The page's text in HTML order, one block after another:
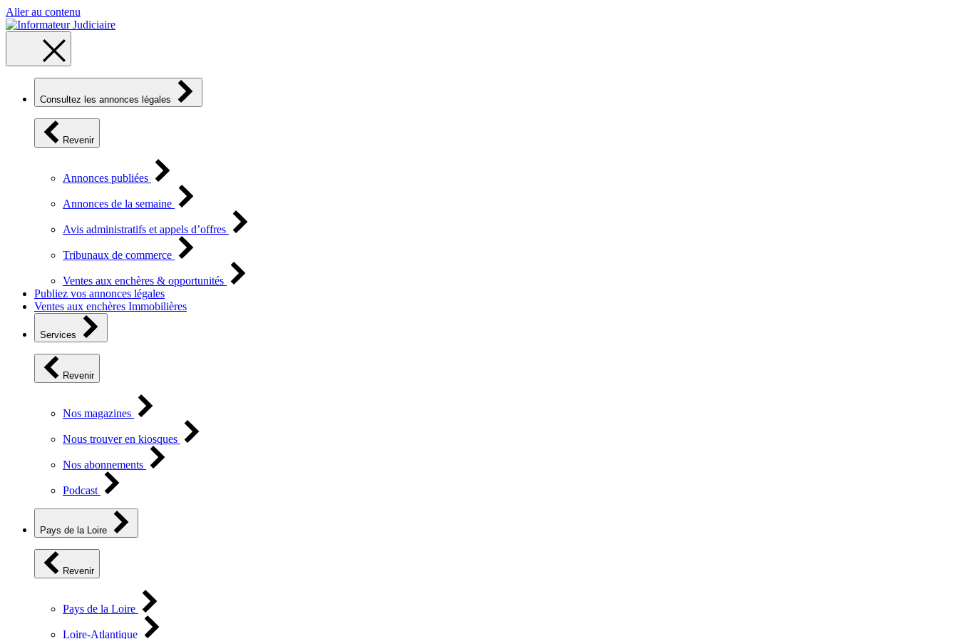
Aller au contenu
Consultez les annonces légales
Revenir
Annonces publiées
Annonces de la semaine
Avis administratifs et appels d’offres
Tribunaux de commerce
Ventes aux enchères & opportunités
Publiez vos annonces légales
Ventes aux enchères Immobilières
Services
Revenir
Nos magazines
Nous trouver en kiosques
Nos abonnements
Podcast
Pays de la Loire
Revenir
Pays de la Loire
Loire-Atlantique